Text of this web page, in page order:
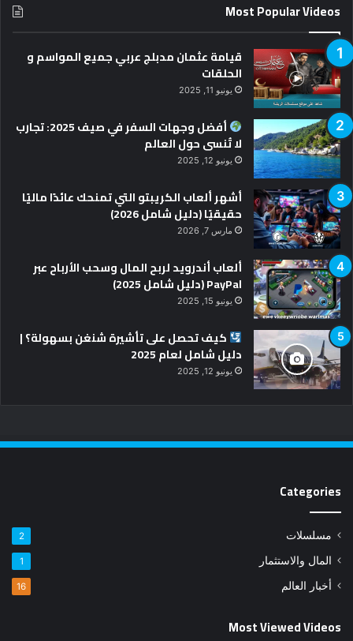
Most Popular Videos
قيامة عثمان مدبلج عربي جميع المواسم و
الحلقات
يونيو 11, 2025
أفضل وجهات السفر في صيف 2025: تجارب
لا تُنسى حول العالم
يونيو 12, 2025
أشهر ألعاب الكريبتو التي تمنحك عائدًا ماليًا
حقيقيًا (دليل شامل 2026)
مارس 7, 2026
ألعاب أندرويد لربح المال وسحب الأرباح عبر
PayPal (دليل شامل 2025)
يونيو 15, 2025
كيف تحصل على تأشيرة شنغن بسهولة؟ |
دليل شامل لعام 2025
يونيو 12, 2025
Categories
مسلسلات 2
المال والاستثمار 1
أخبار العالم 16
Most Viewed Videos